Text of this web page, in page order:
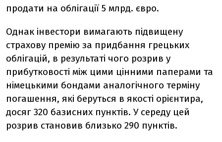
продати на облігації 5 млрд. євро.
Однак інвестори вимагають підвищену
страхову премію за придбання грецьких
облігацій, в результаті чого розрив у
прибутковості між цими цінними паперами та
німецькими бондами аналогічного терміну
погашення, які беруться в якості орієнтира,
досяг 320 базисних пунктів. У середу цей
розрив становив близько 290 пунктів.